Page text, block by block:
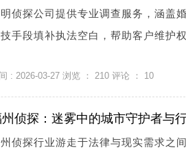
侦探公司提供专业调查服务，涵盖
手段填补执法空白，帮助客户维护
: 2026-03-27 浏览 ： 210 评论 ： 10
侦探：迷雾中的城市守护者与
侦探行业游走于法律与现实需求之